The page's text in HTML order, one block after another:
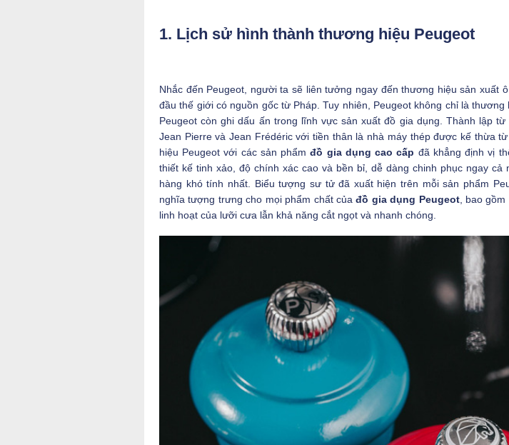
1. Lịch sử hình thành thương hiệu Peugeot
Nhắc đến Peugeot, người ta sẽ liên tưởng ngay đến thương hiệu sản xuất
đầu thế giới có nguồn gốc từ Pháp. Tuy nhiên, Peugeot không chỉ là thương
Peugeot còn ghi dấu ấn trong lĩnh vực sản xuất đồ gia dụng. Thành lập
Jean Pierre và Jean Frédéric với tiền thân là nhà máy thép được kế thừa
hiệu Peugeot với các sản phẩmđồ gia dụng cao cấp đã khẳng định vị
thiết kế tinh xảo, độ chính xác cao và bền bỉ, dễ dàng chinh phục ngay cả
hàng khó tính nhất. Biểu tượng sư tử đã xuất hiện trên mỗi sản phẩm
nghĩa tượng trưng cho mọi phẩm chất củađồ gia dụng Peugeot, bao gồm
linh hoạt của lưỡi cưa lẫn khả năng cắt ngọt và nhanh chóng.